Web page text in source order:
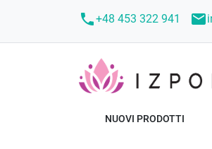
call+48 453 322 941 mail
NUOVI PRODOTTI